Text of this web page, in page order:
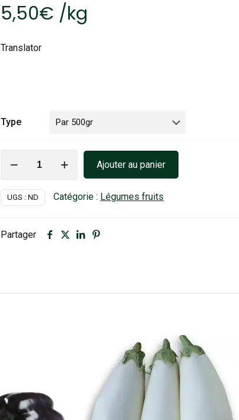
5,50€ /kg
Translator
Type
Poivrons
blancs
Ajouter au panier
UGS : ND Catégorie : Légumes fruits
Partager